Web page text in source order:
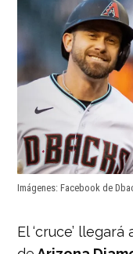
Imágenes: Facebook de
El ‘cruce’